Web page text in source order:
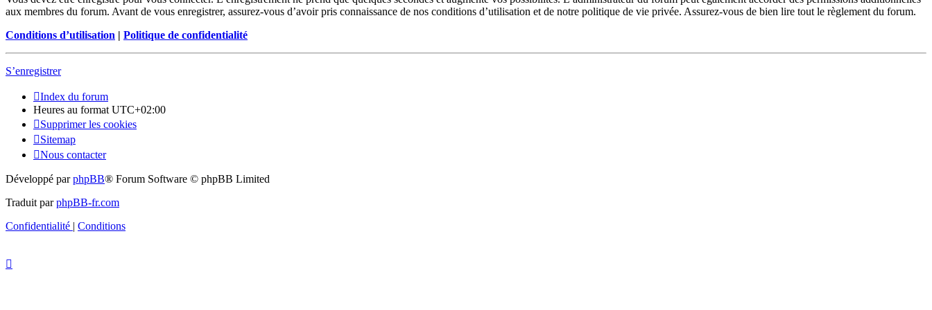
aux membres du forum. Avant de vous enregistrer, assurez-vous d’avoir pris connaissance de nos conditions d’utilisation et de notre politique de vie privée. Assurez-vous de bien lire tout le règlement du forum.
Conditions d’utilisation | Politique de confidentialité
S’enregistrer
Index du forum
Heures au format UTC+02:00
Supprimer les cookies
Sitemap
Nous contacter
Développé parphpBB® Forum Software © phpBB Limited
Traduit parphpBB-fr.com
Confidentialité | Conditions